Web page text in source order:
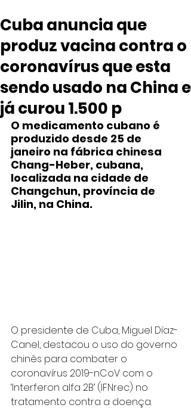
Cuba anuncia que
produz vacina contra o
coronavírus que esta
sendo usado na China e
já curou 1.500 p
O medicamento cubano é
produzido desde 25 de
janeiro na fábrica chinesa
Chang-Heber, cubana,
localizada na cidade de
Changchun, província de
Jilin, na China.
O presidente de Cuba, Miguel Díaz-
Canel, destacou o uso do governo
chinês para combater o
coronavírus 2019-nCoV com o
‘Interferon alfa 2B’ (IFNrec) no
tratamento contra a doença.